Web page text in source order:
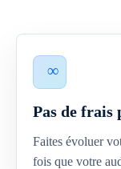
Pas de
Faites évoluer
fois que votre